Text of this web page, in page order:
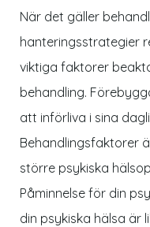
När det gäller
hanteringsstrategier
viktiga faktorer
behandling.
att införliva i sina
Behandlingsfaktorer
större psykiska
Påminnelse för din
din psykiska hälsa är